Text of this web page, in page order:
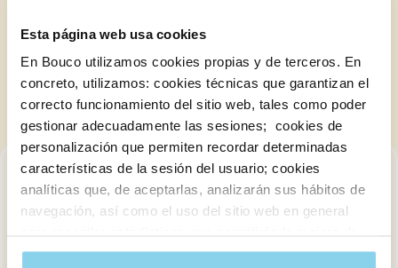
Esta página web usa cookies
En Bouco utilizamos cookies propias y de terceros. En
concreto, utilizamos: cookies técnicas que garantizan el
correcto funcionamiento del sitio web, tales como poder
gestionar adecuadamente las sesiones; cookies de
personalización que permiten recordar determinadas
características de la sesión del usuario; cookies
analíticas que, de aceptarlas, analizarán sus hábitos de
navegación, así como el uso del sitio web en general
nuestros servicios y mostrarte contenido útil.
sus familiares disfruten de un entorno
máximo confort en el corazón de la Costa del
Sol.